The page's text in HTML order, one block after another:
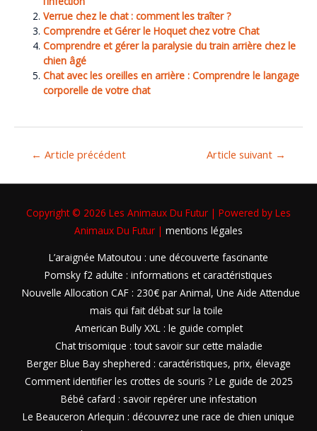
Verrue chez le chat : comment les traîter ?
Comprendre et Gérer le Hoquet chez votre Chat
Comprendre et gérer la paralysie du train arrière chez le
chien âgé
Chat avec les oreilles en arrière : Comprendre le langage
corporelle de votre chat
← Article précédent Article suivant →
Copyright © 2026 Les Animaux Du Futur | Powered by Les
Animaux Du Futur | mentions légales
L’araignée Matoutou : une découverte fascinante
Pomsky f2 adulte : informations et caractéristiques
Nouvelle Allocation CAF : 230€ par Animal, Une Aide Attendue
mais qui fait débat sur la toile
American Bully XXL : le guide complet
Chat trisomique : tout savoir sur cette maladie
Berger Blue Bay shephered : caractéristiques, prix, élevage
Comment identifier les crottes de souris ? Le guide de 2025
Bébé cafard : savoir repérer une infestation
Le Beauceron Arlequin : découvrez une race de chien unique